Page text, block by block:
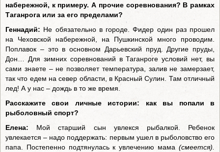
набережной, к примеру. А прочие соревнования? В рамках
Таганрога или за его пределами?
Геннадий: Не обязательно в городе. Фидер один раз прошел
на Чеховской набережной, на Пушкинской много проводим.
Поплавок – это в основном Дарьевский пруд. Другие пруды,
Дон… Для зимних соревнований в Таганроге условий нет, вы
сами знаете – не позволяет температура, залив не замерзает,
так что едем на север области, в Красный Сулин. Там отличный
лед! А у нас – дождь в то же время.
Расскажите свои личные истории: как вы попали в
рыболовный спорт?
Елена: Мой старший сын увлекся рыбалкой. Ребенок
увлекается – надо поддержать: первым ушел в рыболовство его
папа. Постепенно подтянулась к увлечению мама (смеется).